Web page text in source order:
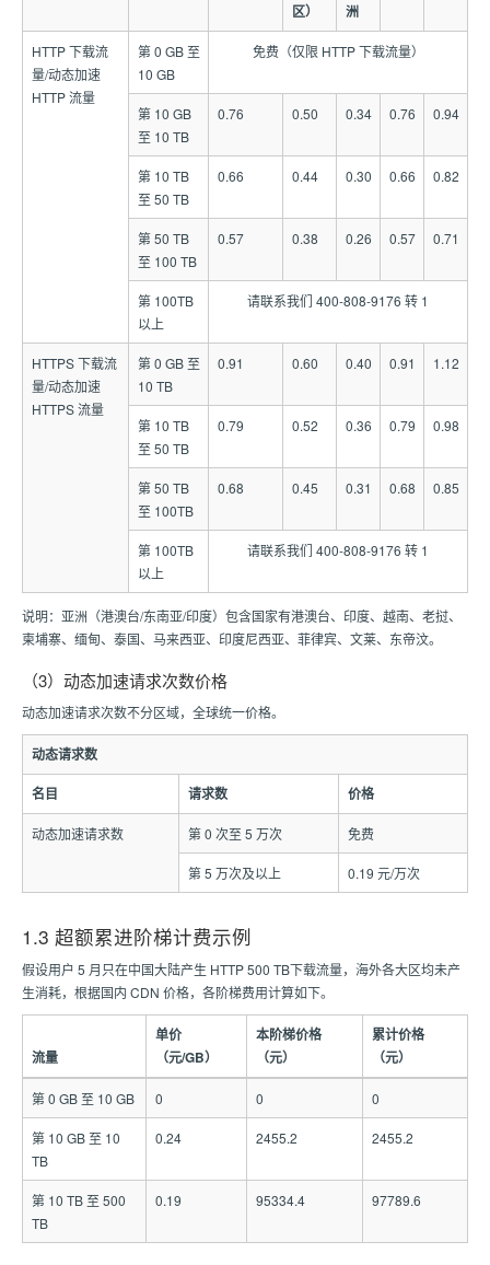
区）
洲
HTTP 下载流
量/动态加速
HTTP 流量
第 0 GB 至
10 GB
免费（仅限 HTTP 下载流量）
第 10 GB
至 10 TB
0.76 0.50 0.34 0.76 0.94
第 10 TB
至 50 TB
0.66 0.44 0.30 0.66 0.82
第 50 TB
至 100 TB
0.57 0.38 0.26 0.57 0.71
第 100TB
以上
请联系我们 400-808-9176 转 1
HTTPS 下载流
量/动态加速
HTTPS 流量
第 0 GB 至
10 TB
0.91 0.60 0.40 0.91 1.12
第 10 TB
至 50 TB
0.79 0.52 0.36 0.79 0.98
第 50 TB
至 100TB
0.68 0.45 0.31 0.68 0.85
第 100TB
以上
请联系我们 400-808-9176 转 1
说明：亚洲（港澳台/东南亚/印度）包含国家有港澳台、印度、越南、老挝、
柬埔寨、缅甸、泰国、马来西亚、印度尼西亚、菲律宾、文莱、东帝汶。
（3）动态加速请求次数价格
动态加速请求次数不分区域，全球统一价格。
动态请求数
名目
请求数 价格
动态加速请求数 第 0 次至 5 万次 免费
第 5 万次及以上 0.19 元/万次
1.3 超额累进阶梯计费示例
假设用户 5 月只在中国大陆产生 HTTP 500 TB下载流量，海外各大区均未产
生消耗，根据国内 CDN 价格，各阶梯费用计算如下。
流量
单价
（元/GB）
本阶梯价格
（元）
累计价格
（元）
第 0 GB 至 10 GB 0 0 0
第 10 GB 至 10
TB
0.24 2455.2 2455.2
第 10 TB 至 500
TB
0.19 95334.4 97789.6